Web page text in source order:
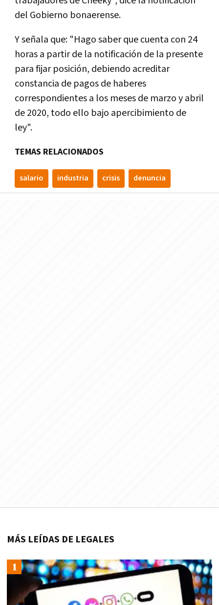
del Gobierno bonaerense.
Y señala que: "Hago saber que cuenta con 24
horas a partir de la notificación de la presente
para fijar posición, debiendo acreditar
constancia de pagos de haberes
correspondientes a los meses de marzo y abril
de 2020, todo ello bajo apercibimiento de
ley".
TEMAS RELACIONADOS
salario industria crisis denuncia
MÁS LEÍDAS DE LEGALES